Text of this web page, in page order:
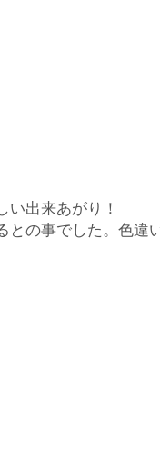
出来あがり！
との事でした。色違